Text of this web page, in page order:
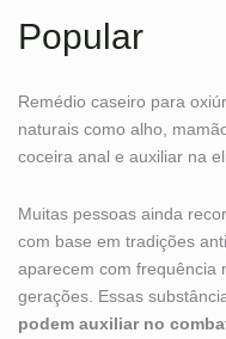
Popular
Remédio caseiro para
naturais como alho,
coceira anal e auxiliar na
Muitas pessoas ainda
com base em tradições
aparecem com frequência
gerações. Essas
podem auxiliar no